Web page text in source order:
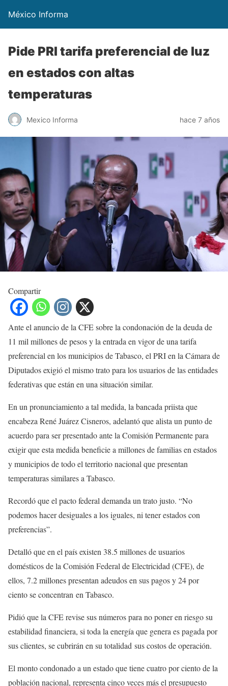
México Informa
Pide PRI tarifa preferencial de luz
en estados con altas
temperaturas
Mexico Informa hace 7 años
Compartir
Ante el anuncio de la CFE sobre la condonación de la deuda de
11 mil millones de pesos y la entrada en vigor de una tarifa
preferencial en los municipios de Tabasco, el PRI en la Cámara de
Diputados exigió el mismo trato para los usuarios de las entidades
federativas que están en una situación similar.
En un pronunciamiento a tal medida, la bancada priista que
encabeza René Juárez Cisneros, adelantó que alista un punto de
acuerdo para ser presentado ante la Comisión Permanente para
exigir que esta medida beneficie a millones de familias en estados
y municipios de todo el territorio nacional que presentan
temperaturas similares a Tabasco.
Recordó que el pacto federal demanda un trato justo. “No
podemos hacer desiguales a los iguales, ni tener estados con
preferencias”.
Detalló que en el país existen 38.5 millones de usuarios
domésticos de la Comisión Federal de Electricidad (CFE), de
ellos, 7.2 millones presentan adeudos en sus pagos y 24 por
ciento se concentran en Tabasco.
Pidió que la CFE revise sus números para no poner en riesgo su
estabilidad financiera, si toda la energía que genera es pagada por
sus clientes, se cubrirán en su totalidad sus costos de operación.
El monto condonado a un estado que tiene cuatro por ciento de la
población nacional, representa cinco veces más el presupuesto